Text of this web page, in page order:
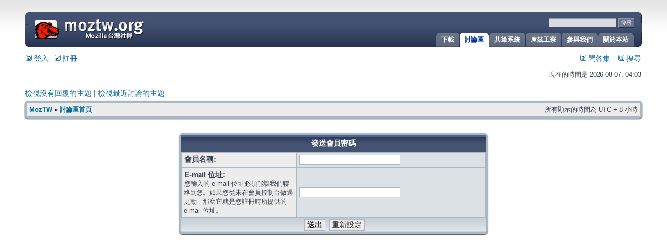
關於本站
參與我們
摩茲工寮
共筆系統
討論區
下載
=
登入 註冊 問答集 搜尋
現在的時間是 2026-08-07, 04:03
檢視沒有回覆的主題 檢視最近討論的主題
MozTW» 討論區首頁 所有顯示的時間為 UTC + 8 小時
發送會員密碼
會員名稱:
E-mail 位址:
您輸入的 e-mail 位址必須能讓我們聯
絡到您。如果您從未在會員控制台做過
更動，那麼它就是您註冊時所提供的
e-mail 位址。